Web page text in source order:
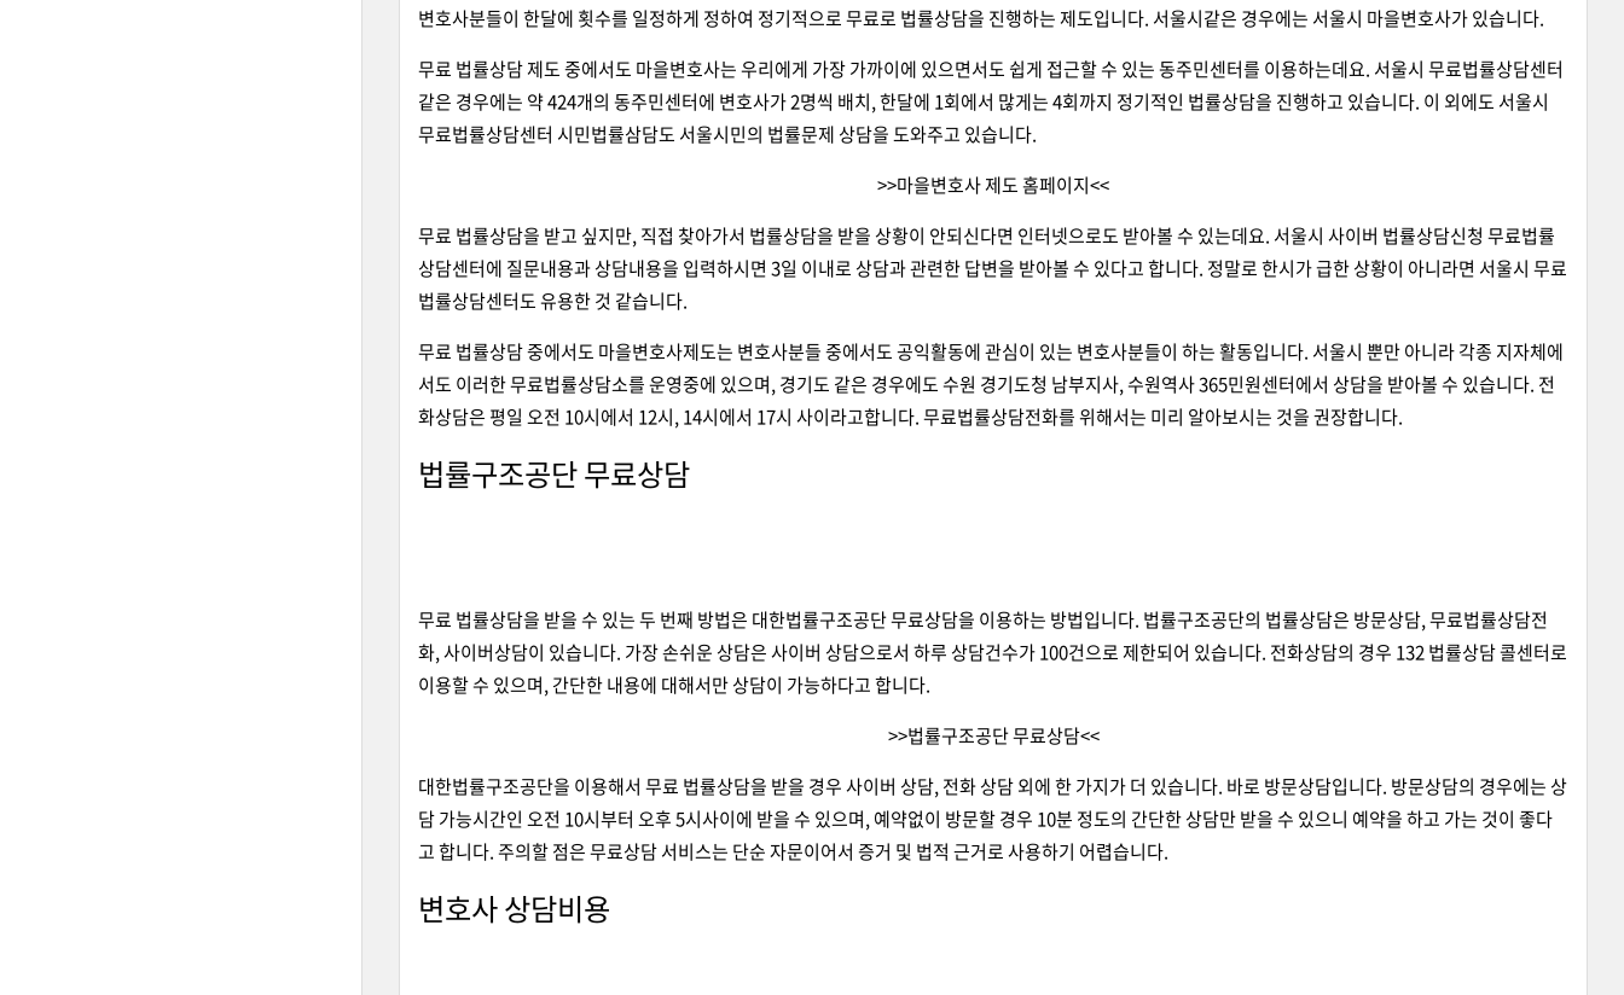
변호사분들이 한달에 횟수를 일정하게 정하여 정기적으로 무료로 법률상담을 진행하는 제도입니다. 서울시같은 경우에는 서울시 마을변호사가 있습니다.
무료 법률상담 제도 중에서도 마을변호사는 우리에게 가장 가까이에 있으면서도 쉽게 접근할 수 있는 동주민센터를 이용하는데요. 서울시 무료법률상담센터
같은 경우에는 약 424개의 동주민센터에 변호사가 2명씩 배치, 한달에 1회에서 많게는 4회까지 정기적인 법률상담을 진행하고 있습니다. 이 외에도 서울시
무료법률상담센터 시민법률삼담도 서울시민의 법률문제 상담을 도와주고 있습니다.
>>마을변호사 제도 홈페이지<<
무료 법률상담을 받고 싶지만, 직접 찾아가서 법률상담을 받을 상황이 안되신다면 인터넷으로도 받아볼 수 있는데요. 서울시 사이버 법률상담신청 무료법률
상담센터에 질문내용과 상담내용을 입력하시면 3일 이내로 상담과 관련한 답변을 받아볼 수 있다고 합니다. 정말로 한시가 급한 상황이 아니라면 서울시 무료
법률상담센터도 유용한 것 같습니다.
무료 법률상담 중에서도 마을변호사제도는 변호사분들 중에서도 공익활동에 관심이 있는 변호사분들이 하는 활동입니다. 서울시 뿐만 아니라 각종 지자체에
서도 이러한 무료법률상담소를 운영중에 있으며, 경기도 같은 경우에도 수원 경기도청 남부지사, 수원역사 365민원센터에서 상담을 받아볼 수 있습니다. 전
화상담은 평일 오전 10시에서 12시, 14시에서 17시 사이라고합니다. 무료법률상담전화를 위해서는 미리 알아보시는 것을 권장합니다.
법률구조공단 무료상담
무료 법률상담을 받을 수 있는 두 번째 방법은 대한법률구조공단 무료상담을 이용하는 방법입니다. 법률구조공단의 법률상담은 방문상담, 무료법률상담전
화, 사이버상담이 있습니다. 가장 손쉬운 상담은 사이버 상담으로서 하루 상담건수가 100건으로 제한되어 있습니다. 전화상담의 경우 132 법률상담 콜센터로
이용할 수 있으며, 간단한 내용에 대해서만 상담이 가능하다고 합니다.
>>법률구조공단 무료상담<<
대한법률구조공단을 이용해서 무료 법률상담을 받을 경우 사이버 상담, 전화 상담 외에 한 가지가 더 있습니다. 바로 방문상담입니다. 방문상담의 경우에는 상
담 가능시간인 오전 10시부터 오후 5시사이에 받을 수 있으며, 예약없이 방문할 경우 10분 정도의 간단한 상담만 받을 수 있으니 예약을 하고 가는 것이 좋다
고 합니다. 주의할 점은 무료상담 서비스는 단순 자문이어서 증거 및 법적 근거로 사용하기 어렵습니다.
변호사 상담비용